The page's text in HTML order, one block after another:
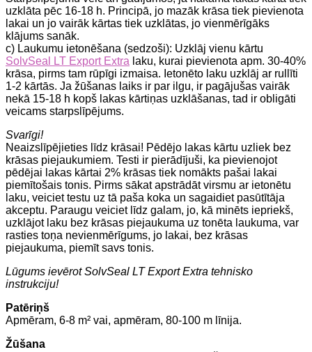
uzklāta pēc 16-18 h. Principā, jo mazāk krāsa tiek pievienota
lakai un jo vairāk kārtas tiek uzklātas, jo vienmērīgāks
klājums sanāk.
c) Laukumu ietonēšana (sedzoši): Uzklāj vienu kārtu
SolvSeal LT Export Extra laku, kurai pievienota apm. 30-40%
krāsa, pirms tam rūpīgi izmaisa. Ietonēto laku uzklāj ar rullīti
1-2 kārtās. Ja žūšanas laiks ir par ilgu, ir pagājušas vairāk
nekā 15-18 h kopš lakas kārtiņas uzklāšanas, tad ir obligāti
veicams starpslīpējums.
Svarīgi!
Neaizslīpējieties līdz krāsai! Pēdējo lakas kārtu uzliek bez
krāsas piejaukumiem. Testi ir pierādījuši, ka pievienojot
pēdējai lakas kārtai 2% krāsas tiek nomākts pašai lakai
piemītošais tonis. Pirms sākat apstrādāt virsmu ar ietonētu
laku, veiciet testu uz tā paša koka un sagaidiet pasūtītāja
akceptu. Paraugu veiciet līdz galam, jo, kā minēts iepriekš,
uzklājot laku bez krāsas piejaukuma uz tonēta laukuma, var
rasties toņa nevienmērīgums, jo lakai, bez krāsas
piejaukuma, piemīt savs tonis.
Lūgums ievērot SolvSeal LT Export Extra tehnisko
instrukciju!
Patēriņš
Apmēram, 6-8 m² vai, apmēram, 80-100 m līnija.
Žūšana